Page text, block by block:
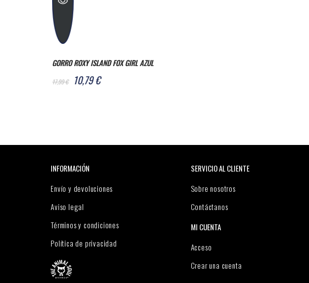
INFORMACIÓN
Envío y devoluciones
Aviso legal
Términos y condiciones
Política de privacidad
SERVICIO AL CLIENTE
Sobre nosotros
Contáctanos
MI CUENTA
Acceso
Crear una cuenta